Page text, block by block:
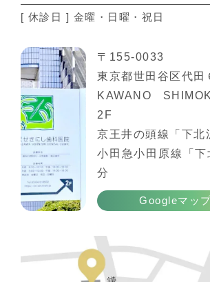
[ 休診日 ] 金曜・日曜・祝日
〒155-0033
東京都世田谷区代田
KAWANO
2F
京王井の頭線「下北
小田急小田原線「
分
Googleマッ